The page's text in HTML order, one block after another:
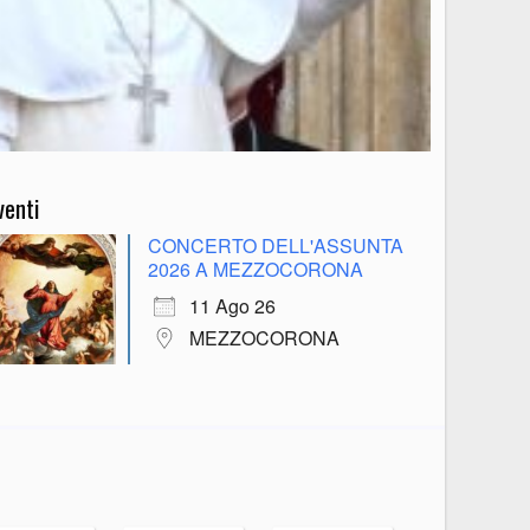
CONCERTO DELL'ASSUNTA
2026 A MEZZOCORONA
11 Ago 26
MEZZOCORONA